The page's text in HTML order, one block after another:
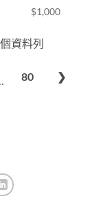
$1,000
資料列
80 ❯